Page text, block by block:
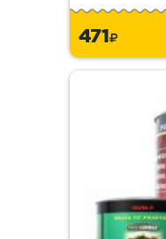
471